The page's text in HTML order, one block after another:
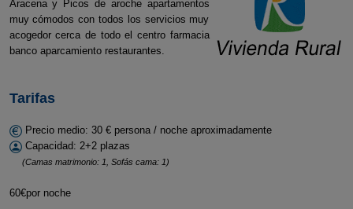
Aracena y Picos de aroche apartamentos
muy cómodos con todos los servicios muy
acogedor cerca de todo el centro farmacia
banco aparcamiento restaurantes.
Tarifas
Precio medio: 30 € persona / noche aproximadamente
Capacidad: 2+2 plazas
(Camas matrimonio: 1, Sofás cama: 1)
60€por noche